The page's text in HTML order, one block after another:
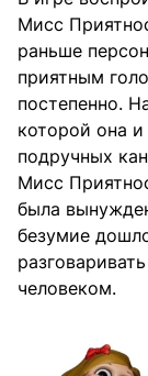
Мисс
раньше
приятным
постепенно.
которой она
подручных
Мисс
была
безумие
человеком.